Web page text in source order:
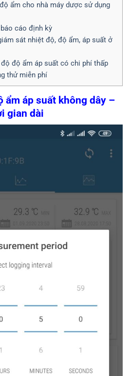
ẩm cho nhà máy dược sử dụng
cáo định kỳ
sát nhiệt độ, độ ẩm, áp suất ở
độ ẩm áp suất có chi phí thấp
thử miễn phí
ẩm áp suất không dây –
gian dài